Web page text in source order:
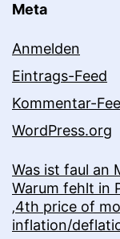
Meta
Anmelden
Eintrags-Feed
Kommentar-
WordPress.org
Was ist faul an
Warum fehlt in
‚4th price of
inflation/